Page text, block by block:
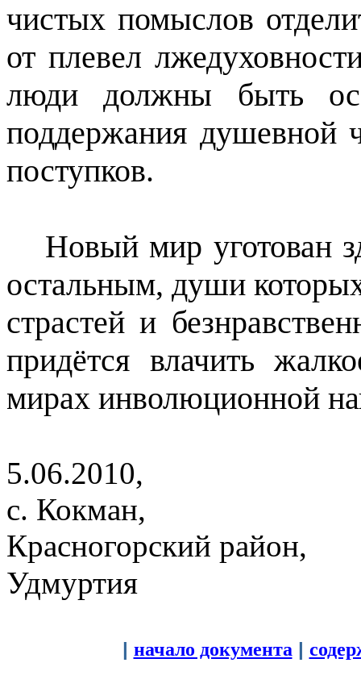
чистых помыслов
от плевел
люди должны быть
поддержания душевной
поступков.
Новый мир уготован
остальным, души
страстей и
придётся влачить
мирах инволюционной
5.06.2010,
с. Кокман,
Красногорский район,
Удмуртия
| начало документа |